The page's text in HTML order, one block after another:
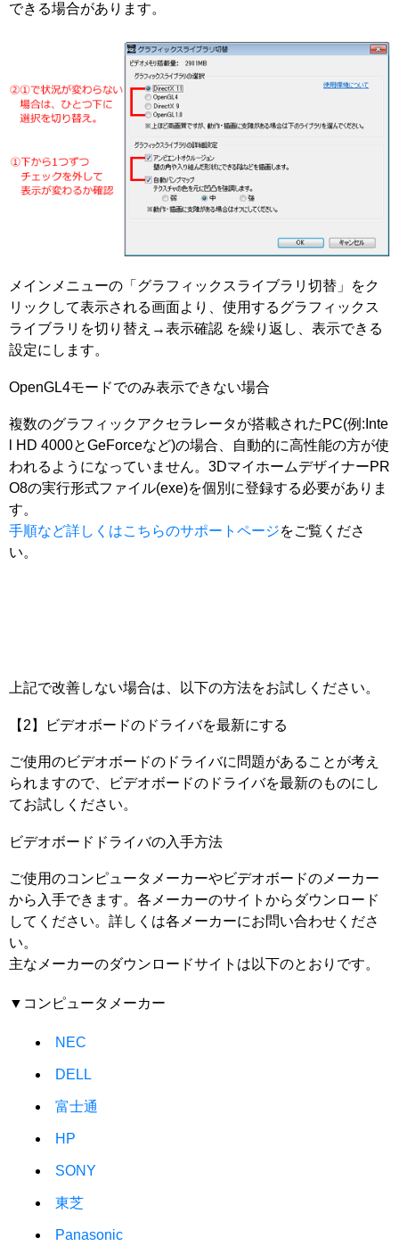
できる場合があります。
メインメニューの「グラフィックスライブラリ切替」をク
リックして表示される画面より、使用するグラフィックス
ライブラリを切り替え→表示確認 を繰り返し、表示できる
設定にします。
OpenGL4モードでのみ表示できない場合
複数のグラフィックアクセラレータが搭載されたPC(例:Inte
l HD 4000とGeForceなど)の場合、自動的に高性能の方が使
われるようになっていません。3DマイホームデザイナーPR
O8の実行形式ファイル(exe)を個別に登録する必要がありま
す。
手順など詳しくはこちらのサポートページをご覧くださ
い。
上記で改善しない場合は、以下の方法をお試しください。
【2】ビデオボードのドライバを最新にする
ご使用のビデオボードのドライバに問題があることが考え
られますので、ビデオボードのドライバを最新のものにし
てお試しください。
ビデオボードドライバの入手方法
ご使用のコンピュータメーカーやビデオボードのメーカー
から入手できます。各メーカーのサイトからダウンロード
してください。詳しくは各メーカーにお問い合わせくださ
い。
主なメーカーのダウンロードサイトは以下のとおりです。
▼コンピュータメーカー
NEC
DELL
富士通
HP
SONY
東芝
Panasonic